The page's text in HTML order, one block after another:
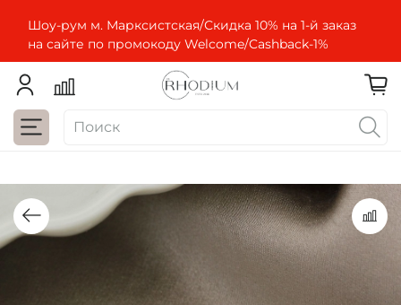
Шоу-рум м. Марксистская/Скидка 10% на 1-й заказ
на сайте по промокоду Welcome/Cashbaсk-1%